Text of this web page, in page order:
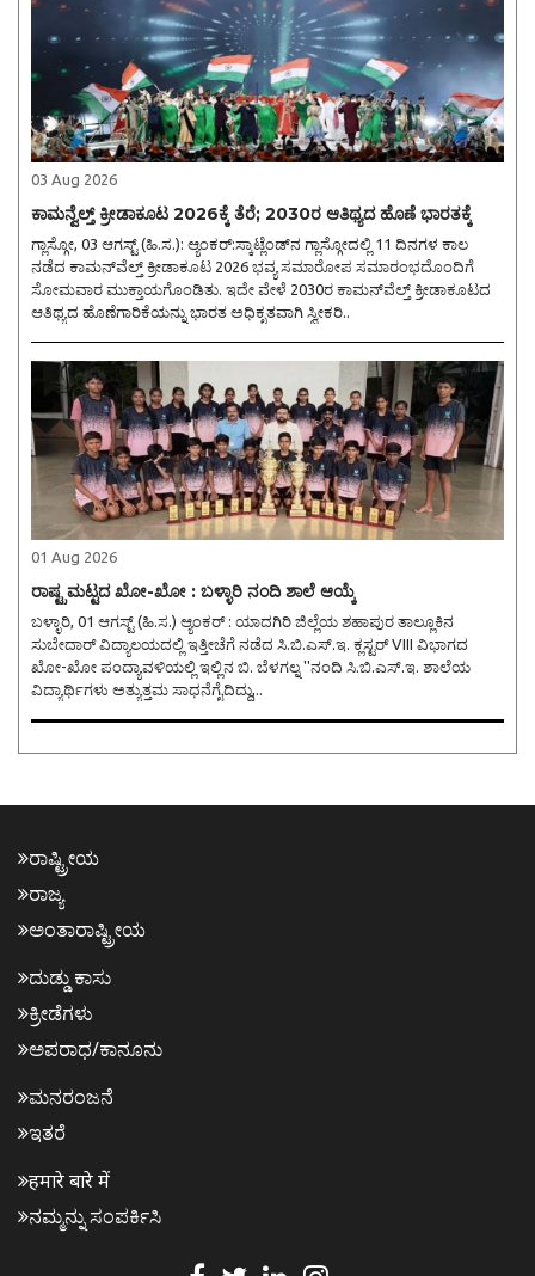
03 Aug 2026
ಕಾಮನ್ವೆಲ್ತ್ ಕ್ರೀಡಾಕೂಟ 2026ಕ್ಕೆ ತೆರೆ; 2030ರ ಆತಿಥ್ಯದ ಹೊಣೆ ಭಾರತಕ್ಕೆ
ಗ್ಲಾಸ್ಗೋ, 03 ಆಗಸ್ಟ್ (ಹಿ.ಸ.): ಆ್ಯಂಕರ್:ಸ್ಕಾಟ್ಲೆಂಡ್‌ನ ಗ್ಲಾಸ್ಗೋದಲ್ಲಿ 11 ದಿನಗಳ ಕಾಲ
ನಡೆದ ಕಾಮನ್‌ವೆಲ್ತ್ ಕ್ರೀಡಾಕೂಟ 2026 ಭವ್ಯ ಸಮಾರೋಪ ಸಮಾರಂಭದೊಂದಿಗೆ
ಸೋಮವಾರ ಮುಕ್ತಾಯಗೊಂಡಿತು. ಇದೇ ವೇಳೆ 2030ರ ಕಾಮನ್‌ವೆಲ್ತ್ ಕ್ರೀಡಾಕೂಟದ
ಆತಿಥ್ಯದ ಹೊಣೆಗಾರಿಕೆಯನ್ನು ಭಾರತ ಅಧಿಕೃತವಾಗಿ ಸ್ವೀಕರಿ..
01 Aug 2026
ರಾಷ್ಟ್ರಮಟ್ಟದ ಖೋ-ಖೋ : ಬಳ್ಳಾರಿ ನಂದಿ ಶಾಲೆ ಆಯ್ಕೆ
ಬಳ್ಳಾರಿ, 01 ಆಗಸ್ಟ್ (ಹಿ.ಸ.) ಆ್ಯಂಕರ್ : ಯಾದಗಿರಿ ಜಿಲ್ಲೆಯ ಶಹಾಪುರ ತಾಲ್ಲೂಕಿನ
ಸುಬೇದಾರ್ ವಿದ್ಯಾಲಯದಲ್ಲಿ ಇತ್ತೀಚೆಗೆ ನಡೆದ ಸಿ.ಬಿ.ಎಸ್.ಇ. ಕ್ಲಸ್ಟರ್ VIII ವಿಭಾಗದ
ಖೋ-ಖೋ ಪಂದ್ಯಾವಳಿಯಲ್ಲಿ ಇಲ್ಲಿನ ಬಿ. ಬೆಳಗಲ್ನ ''ನಂದಿ ಸಿ.ಬಿ.ಎಸ್.ಇ. ಶಾಲೆಯ
ವಿದ್ಯಾರ್ಥಿಗಳು ಅತ್ಯುತ್ತಮ ಸಾಧನೆಗೈದಿದ್ದು,..
ರಾಷ್ಟ್ರೀಯ
ರಾಜ್ಯ
ಅಂತಾರಾಷ್ಟ್ರೀಯ
ದುಡ್ಡು ಕಾಸು
ಕ್ರೀಡೆಗಳು
ಅಪರಾಧ/ಕಾನೂನು
ಮನರಂಜನೆ
ಇತರೆ
हमारे बारे में
ನಮ್ಮನ್ನು ಸಂಪರ್ಕಿಸಿ